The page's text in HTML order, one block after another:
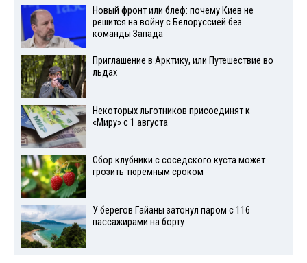
Новый фронт или блеф: почему Киев не
решится на войну с Белоруссией без
команды Запада
Приглашение в Арктику, или Путешествие во
льдах
Некоторых льготников присоединят к
«Миру» с 1 августа
Сбор клубники с соседского куста может
грозить тюремным сроком
У берегов Гайаны затонул паром с 116
пассажирами на борту